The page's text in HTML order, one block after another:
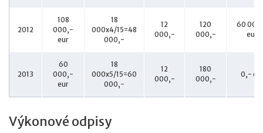
2012
108
000,-
eur
18
000x4/15=48
000,-
12
000,-
120
000,-
60
eur
2013
60
000,-
eur
18
000x5/15=60
000,-
12
000,-
180
000,-
0,-
Výkonové odpisy